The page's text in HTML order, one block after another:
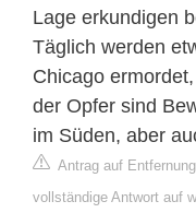
Lage erkundigen
Täglich werden
Chicago
der Opfer sind
im Süden, aber
Antrag auf
vollständige Antwort auf